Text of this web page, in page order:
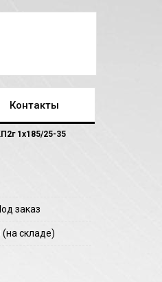
Контакты
1х185/25-35
заказ
(на складе)